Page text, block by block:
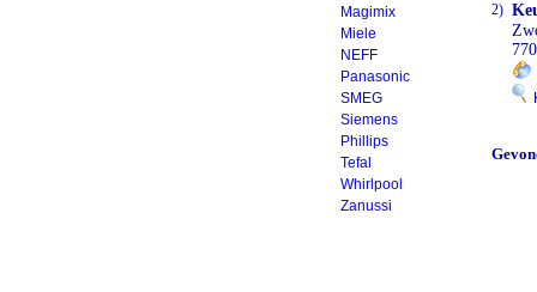
Magimix
Miele
NEFF
Panasonic
SMEG
Siemens
Phillips
Tefal
Whirlpool
Zanussi
2)